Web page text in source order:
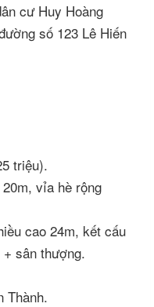
cư Huy Hoàng
số 123 Lê Hiến
triệu).
vỉa hè rộng
cao 24m, kết cấu
sân thượng.
Thành.